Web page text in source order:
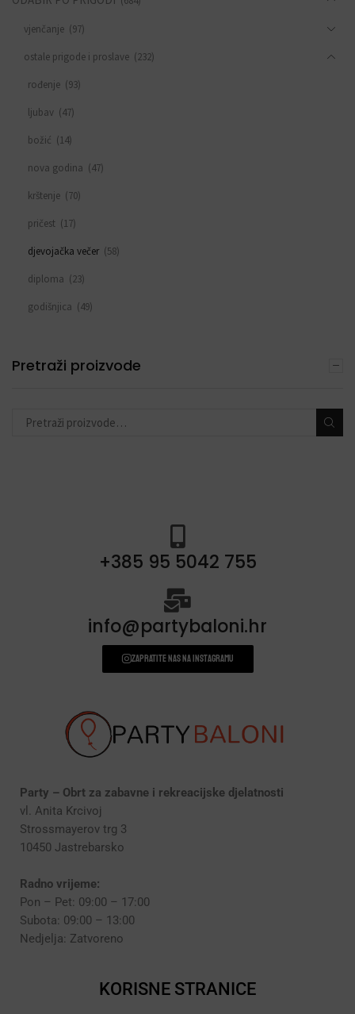
vjenčanje (97)
ostale prigode i proslave (232)
rođenje (93)
ljubav (47)
božić (14)
nova godina (47)
krštenje (70)
pričest (17)
djevojačka večer (58)
diploma (23)
godišnjica (49)
DEKORACIJE S BALONIMA
DODACI ZA PROSLAVE
Pretraži proizvode
+385 95 5042 755
info@partybaloni.hr
Zapratite nas na instagramu
Party – Obrt za zabavne i rekreacijske djelatnosti
vl. Anita Krcivoj
Strossmayerov trg 3
10450 Jastrebarsko
Radno vrijeme:
Pon – Pet: 09:00 – 17:00
Subota: 09:00 – 13:00
Nedjelja: Zatvoreno
KORISNE STRANICE